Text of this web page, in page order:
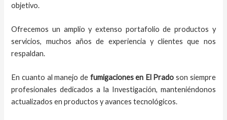
objetivo.
Ofrecemos un amplio y extenso portafolio de productos y
servicios, muchos años de experiencia y clientes que nos
respaldan.
En cuanto almanejo defumigacionesen El Prado son siempre
profesionales dedicados a la Investigación, manteniéndonos
actualizados en productos y avances tecnológicos.